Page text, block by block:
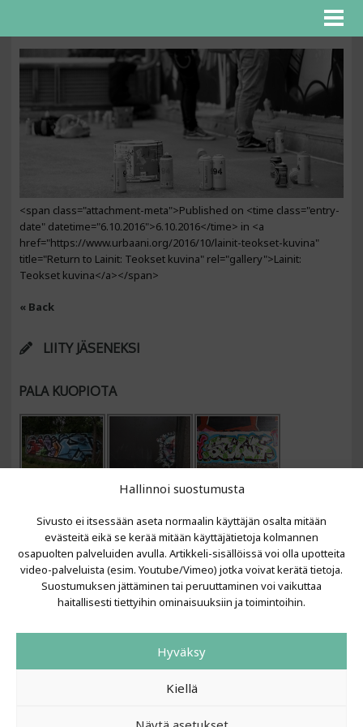
Hallinnoi suostumusta
Sivusto ei itsessään aseta normaalin käyttäjän osalta mitään
evästeitä eikä se kerää mitään käyttäjätietoja kolmannen
osapuolten palveluiden avulla. Artikkeli-sisällöissä voi olla upotteita
video-palveluista (esim. Youtube/Vimeo) jotka voivat kerätä tietoja.
Suostumuksen jättäminen tai peruuttaminen voi vaikuttaa
haitallisesti tiettyihin ominaisuuksiin ja toimintoihin.
Hyväksy
Kiellä
<span class="attachment-meta">Published on <time class="entry-
date" datetime="6.10.2016">6.10.2016</time> in <a
href="https://www.urbaani.org/2016/10/lainit-teokset-kuvina"
title="Return to Lainit: Teokset kuvina" rel="gallery">Lainit:
Teokset kuvina</a></span>
« Back
LIITY JÄSENEKSI
PALA KUOPIOTA
VIIMEISIMMÄT ARTIKKELIT
LAINIT 2025: Tarhapäivä
Urbaani Zine